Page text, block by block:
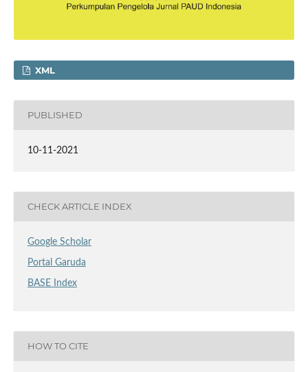
XML
PUBLISHED
10-11-2021
CHECK ARTICLE INDEX
Google Scholar
Portal Garuda
BASE Index
HOW TO CITE